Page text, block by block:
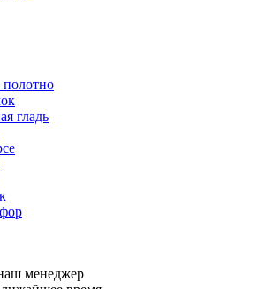
полотно
гладь
менеджер